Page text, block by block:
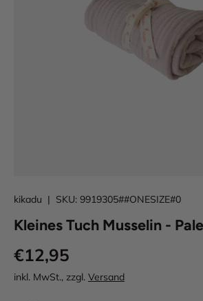
kikadu | SKU: 9919305##ONESIZE#0
Kleines Tuch Musselin -
€12,95
inkl. MwSt., zzgl. Versand